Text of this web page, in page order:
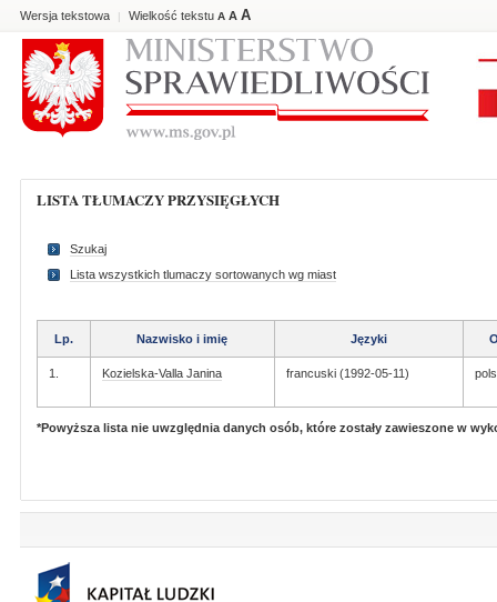
Wersja tekstowa | Wielkość tekstu A A A
LISTA TŁUMACZY PRZYSIĘGŁYCH
Szukaj
Lista wszystkich tlumaczy sortowanych wg miast
Lp. Nazwisko i imię Języki
1. Kozielska-Valla Janina francuski (1992-05-11)
*Powyższa lista nie uwzględnia danych osób, które zostały zawieszone w